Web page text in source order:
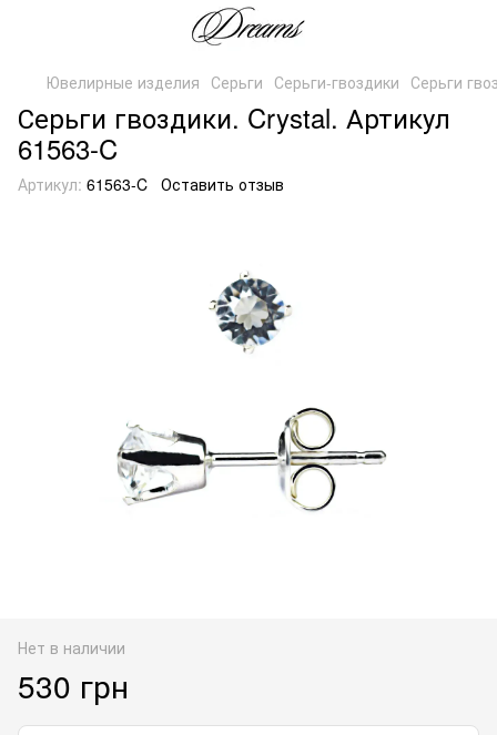
Ювелирные изделия Серьги Серьги-гвоздики Серьги
Серьги гвоздики. Crystal. Артикул
61563-C
Артикул: 61563-C Оставить отзыв
Нет в наличии
530 грн